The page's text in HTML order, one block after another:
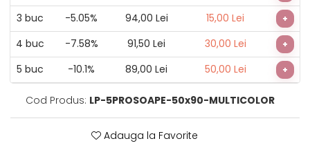
3 buc -5.05% 94,00 Lei 15,00 Lei +
4 buc -7.58% 91,50 Lei 30,00 Lei +
5 buc -10.1% 89,00 Lei 50,00 Lei +
Cod Produs: LP-5PROSOAPE-50x90-MULTICOLOR
Adauga la Favorite